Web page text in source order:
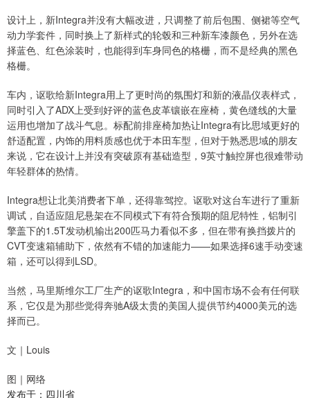
设计上，新Integra并没有大幅改进，只调整了前后包围、侧裙等空气
动力学套件，同时换上了新样式的轮毂和三种新车漆颜色，另外在选
择蓝色、红色涂装时，也能得到车身同色的格栅，而不是经典的黑色
格栅。
车内，讴歌给新Integra用上了更时尚的氛围灯和新的液晶仪表样式，
同时引入了ADX上受到好评的蓝色皮革镶嵌在座椅，黄色缝线的大量
运用也增加了战斗气息。标配前排座椅加热让Integra有比思域更好的
舒适配置，内饰的用料质感也优于本田车型，但对于熟悉思域的朋友
来说，它在设计上并没有突破原有基础造型，9英寸触控屏也很难带动
年轻群体的热情。
Integra想让北美消费者下单，还得靠驾控。讴歌对这台车进行了重新
调试，自适应阻尼悬架在不同模式下有符合预期的阻尼特性，铝制引
擎盖下的1.5T发动机输出200匹马力看似不多，但在带有换挡拨片的
CVT变速箱辅助下，依然有不错的加速能力——如果选择6速手动变速
箱，还可以得到LSD。
当然，马里斯维尔工厂生产的讴歌Integra，和中国市场不会有任何联
系，它仅是为那些觉得奔驰A级太贵的美国人提供节约4000美元的选
择而已。
文｜Louis
图｜网络
发布于：四川省